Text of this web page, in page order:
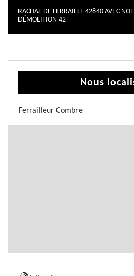
RACHAT DE FERRAILLE 42840 AVEC
DÉMOLITION 42
Nous
Ferrailleur Combre